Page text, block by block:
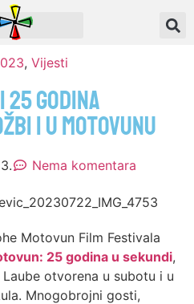
, Vijesti
godina
i u Motovunu
Nema komentara
Motovun Film Festivala
25 godina u sekundi,
otvorena u subotu i u
Mnogobrojni gosti,